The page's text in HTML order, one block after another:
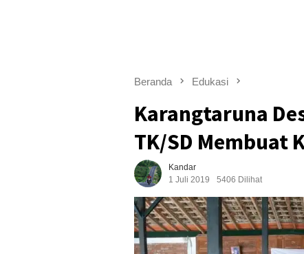
Beranda Edukasi
Karangtaruna
TK/SD Membuat
Kandar
1 Juli 2019
5406 Dilihat